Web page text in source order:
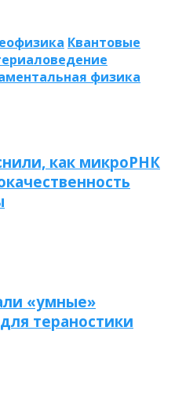
Квантовые
физика
как микроРНК
«умные»
тераностики